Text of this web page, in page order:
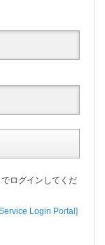
でログインしてくだ
Login Portal]